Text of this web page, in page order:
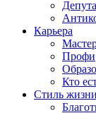
Карьера
Профи
Кто
Стиль жизни